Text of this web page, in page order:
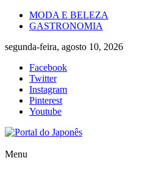
Skip
MODA E BELEZA
GASTRONOMIA
segunda-feira, agosto 10, 2026
Facebook
Twitter
Instagram
Pinterest
Youtube
Portal
Menu